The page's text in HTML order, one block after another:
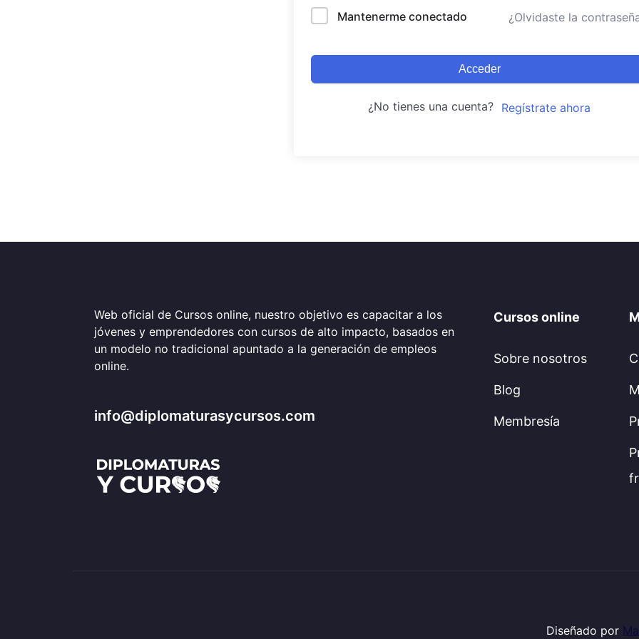
Mantenerme conectado ¿Olvidaste la
Acceder
¿No tienes una cuenta? Regístrate ahora
Web oficial de Cursos online, nuestro objetivo es capacitar a los
jóvenes y emprendedores con cursos de alto impacto, basados en
un modelo no tradicional apuntado a la generación de empleos
online.
info@diplomaturasycursos.com
Cursos online
Sobre nosotros
Blog
Membresía
Diseñado por